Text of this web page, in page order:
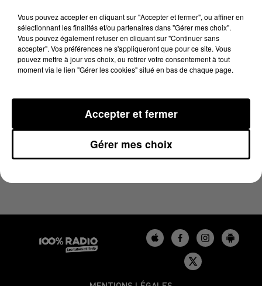
10 février 2025 - 2 min 13 sec
LES INFOS DU GERS DU 10/02/2025 À 10H00
Vous pouvez accepter en cliquant sur "Accepter et fermer", ou affiner en
sélectionnant les finalités et/ou partenaires dans "Gérer mes choix".
Vous pouvez également refuser en cliquant sur "Continuer sans
accepter". Vos préférences ne s'appliqueront que pour ce site. Vous
pouvez mettre à jour vos choix, ou retirer votre consentement à tout
moment via le lien "Gérer les cookies" situé en bas de chaque page.
Gérer mes choix
Accepter et fermer